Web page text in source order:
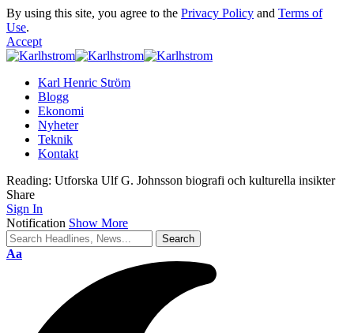
By using this site, you agree to the Privacy Policy and Terms of
Use.
Accept
Karl Henric Ström
Blogg
Ekonomi
Nyheter
Teknik
Kontakt
Reading: Utforska Ulf G. Johnsson biografi och kulturella insikter
Share
Sign In
Notification Show More
Font
Aa